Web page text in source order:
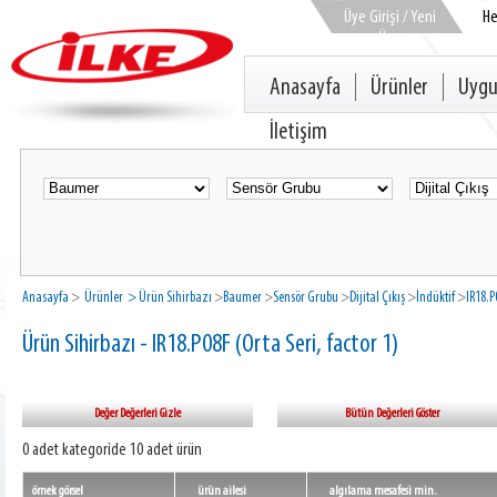
Üye Girişi / Yeni
Üye
Anasayfa Ürünler
İletişim
Anasayfa > Ürünler > Ürün Sihirbazı >Baumer >Sensör Grubu >Dijital Çıkış > İndüktif>
Ürün Sihirbazı - IR18.P08F (Orta Seri, factor 1)
Değer Değerleri Gizle Bütün Değerleri Göster
0 adet kategoride 10 adet ürün
örnek görsel ürün ailesi algılama mesafesi min.